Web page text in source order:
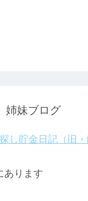
姉妹ブログ
し貯金日記（旧
あります